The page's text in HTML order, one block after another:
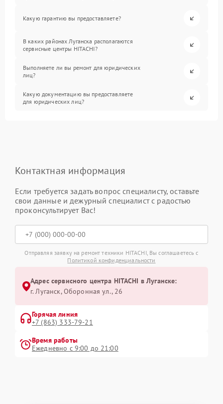
Какую гарантию вы предоставляете?
В каких районах Луганска располагаются
сервисные центры HITACHI?
Выполняете ли вы ремонт для юридических
лиц?
Какую документацию вы предоставляете
для юридических лиц?
Контактная информация
Если требуется задать вопрос специалисту, оставьте
свои данные и дежурный специалист с радостью
проконсультирует Вас!
Отправляя заявку на ремонт техники HITACHI, Вы соглашаетесь с
Политикой конфиденциальности
Адрес сервисного центра HITACHI в Луганске:
г. Луганск, Оборонная ул., 26
Горячая линия
+7 (863) 333-79-21
Время работы
Ежедневно с 9:00 до 21:00